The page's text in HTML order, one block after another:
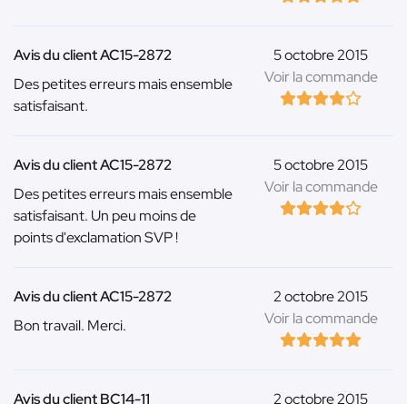
5 octobre 2015
Voir la commande
Avis du client AC15-2872
Des petites erreurs mais ensemble
satisfaisant.
5 octobre 2015
Voir la commande
Avis du client AC15-2872
Des petites erreurs mais ensemble
satisfaisant. Un peu moins de
points d'exclamation SVP !
2 octobre 2015
Voir la commande
Avis du client AC15-2872
Bon travail. Merci.
2 octobre 2015
Avis du client BC14-11